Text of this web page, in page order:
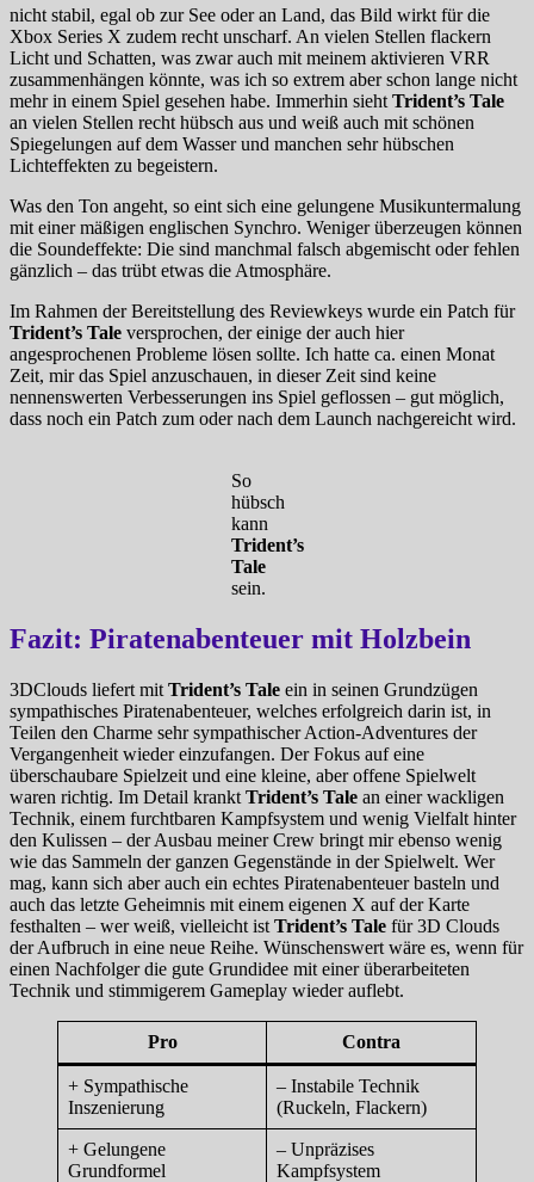
nicht stabil, egal ob zur See oder an Land, das Bild wirkt für die
Xbox Series X zudem recht unscharf. An vielen Stellen flackern
Licht und Schatten, was zwar auch mit meinem aktivieren VRR
zusammenhängen könnte, was ich so extrem aber schon lange nicht
mehr in einem Spiel gesehen habe. Immerhin sieht Trident’s Tale
an vielen Stellen recht hübsch aus und weiß auch mit schönen
Spiegelungen auf dem Wasser und manchen sehr hübschen
Lichteffekten zu begeistern.
Was den Ton angeht, so eint sich eine gelungene Musikuntermalung
mit einer mäßigen englischen Synchro. Weniger überzeugen können
die Soundeffekte: Die sind manchmal falsch abgemischt oder fehlen
gänzlich – das trübt etwas die Atmosphäre.
Im Rahmen der Bereitstellung des Reviewkeys wurde ein Patch für
Trident’s Tale versprochen, der einige der auch hier
angesprochenen Probleme lösen sollte. Ich hatte ca. einen Monat
Zeit, mir das Spiel anzuschauen, in dieser Zeit sind keine
nennenswerten Verbesserungen ins Spiel geflossen – gut möglich,
dass noch ein Patch zum oder nach dem Launch nachgereicht wird.
So
hübsch
kann
Trident’s
Tale
sein.
Fazit: Piratenabenteuer mit Holzbein
3DClouds liefert mit Trident’s Tale ein in seinen Grundzügen
sympathisches Piratenabenteuer, welches erfolgreich darin ist, in
Teilen den Charme sehr sympathischer Action-Adventures der
Vergangenheit wieder einzufangen. Der Fokus auf eine
überschaubare Spielzeit und eine kleine, aber offene Spielwelt
waren richtig. Im Detail krankt Trident’s Tale an einer wackligen
Technik, einem furchtbaren Kampfsystem und wenig Vielfalt hinter
den Kulissen – der Ausbau meiner Crew bringt mir ebenso wenig
wie das Sammeln der ganzen Gegenstände in der Spielwelt. Wer
mag, kann sich aber auch ein echtes Piratenabenteuer basteln und
auch das letzte Geheimnis mit einem eigenen X auf der Karte
festhalten – wer weiß, vielleicht ist Trident’s Tale für 3D Clouds
der Aufbruch in eine neue Reihe. Wünschenswert wäre es, wenn für
einen Nachfolger die gute Grundidee mit einer überarbeiteten
Technik und stimmigerem Gameplay wieder auflebt.
Pro Contra
+ Sympathische
Inszenierung
– Instabile Technik
(Ruckeln, Flackern)
+ Gelungene
Grundformel
– Unpräzises
Kampfsystem